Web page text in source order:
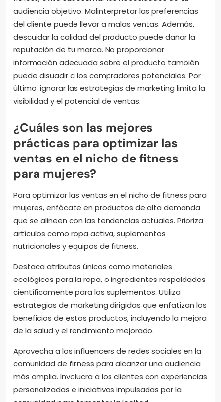
audiencia objetivo. Malinterpretar las preferencias
del cliente puede llevar a malas ventas. Además,
descuidar la calidad del producto puede dañar la
reputación de tu marca. No proporcionar
información adecuada sobre el producto también
puede disuadir a los compradores potenciales. Por
último, ignorar las estrategias de marketing limita la
visibilidad y el potencial de ventas.
¿Cuáles son las mejores
prácticas para optimizar las
ventas en el nicho de fitness
para mujeres?
Para optimizar las ventas en el nicho de fitness para
mujeres, enfócate en productos de alta demanda
que se alineen con las tendencias actuales. Prioriza
artículos como ropa activa, suplementos
nutricionales y equipos de fitness.
Destaca atributos únicos como materiales
ecológicos para la ropa, o ingredientes respaldados
científicamente para los suplementos. Utiliza
estrategias de marketing dirigidas que enfatizan los
beneficios de estos productos, incluyendo la mejora
de la salud y el rendimiento mejorado.
Aprovecha a los influencers de redes sociales en la
comunidad de fitness para alcanzar una audiencia
más amplia. Involucra a los clientes con experiencias
personalizadas e iniciativas impulsadas por la